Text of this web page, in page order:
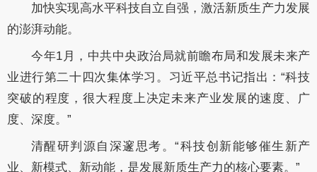
加快实现高水平科技自立自强，激活新质生产力发展
的澎湃动能。
今年1月，中共中央政治局就前瞻布局和发展未来产
业进行第二十四次集体学习。习近平总书记指出：“科技
突破的程度，很大程度上决定未来产业发展的速度、广
度、深度。”
清醒研判源自深邃思考。“科技创新能够催生新产
业、新模式、新动能，是发展新质生产力的核心要素。”